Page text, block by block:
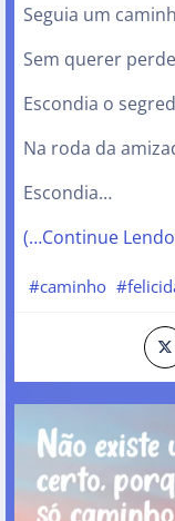
Seguia um
Sem querer
Escondia o
Na roda da
Escondia…
(…Continue
#caminho